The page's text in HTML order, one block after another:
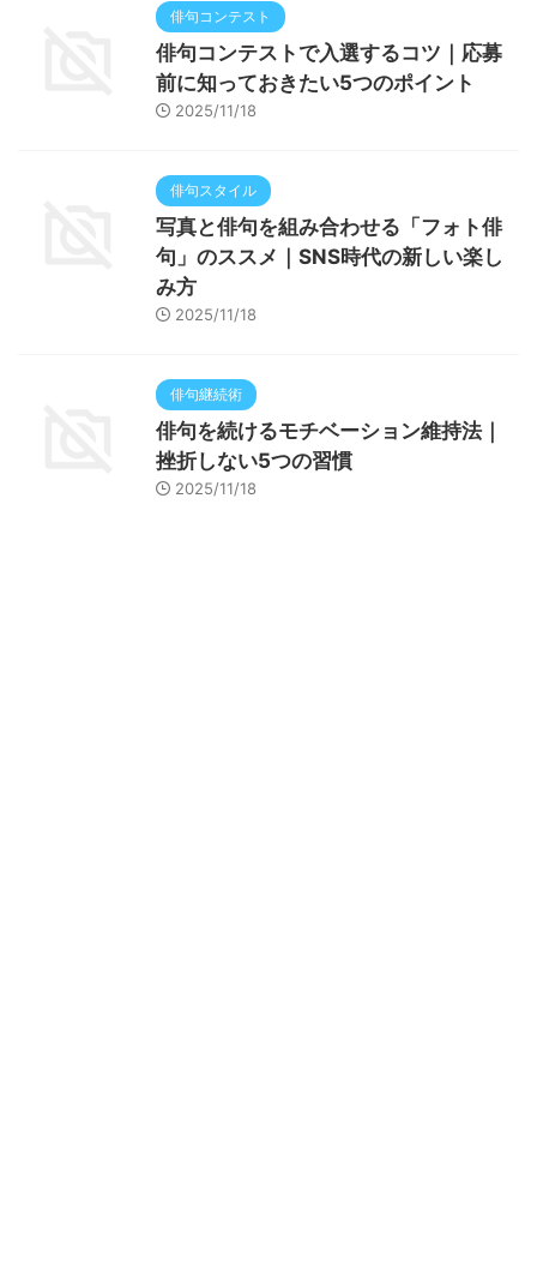
俳句コンテスト
俳句コンテストで入選するコツ｜応募
前に知っておきたい5つのポイント
2025/11/18
俳句スタイル
写真と俳句を組み合わせる「フォト俳
句」のススメ｜SNS時代の新しい楽し
み方
2025/11/18
俳句継続術
俳句を続けるモチベーション維持法｜
挫折しない5つの習慣
2025/11/18